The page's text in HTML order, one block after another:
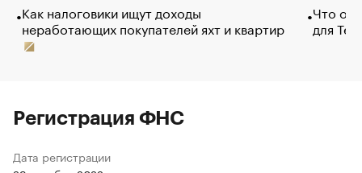
Как налоговики ищут доходы
неработающих покупателей яхт и квартир
Что
для
Регистрация ФНС
Дата регистрации